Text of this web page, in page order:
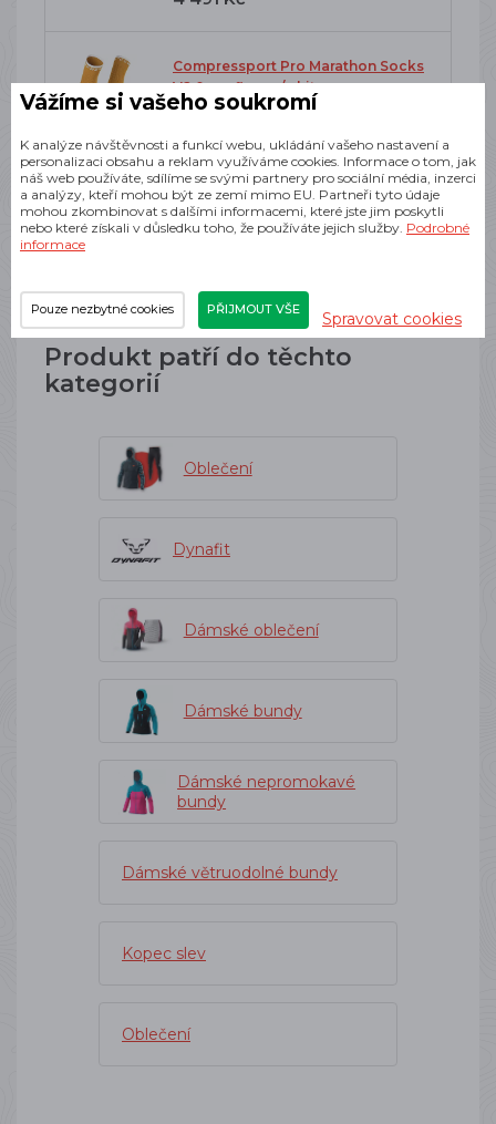
Compressport Pro Marathon Socks
V2.0 sunflower/white
Edgar Focus P Drink 100g meloun
149 Kč
Produkt patří do těchto
kategorií
Oblečení
Dynafit
Dámské oblečení
Dámské bundy
Dámské nepromokavé
bundy
Dámské větruodolné bundy
Kopec slev
Oblečení
Vážíme si vašeho soukromí
K analýze návštěvnosti a funkcí webu, ukládání vašeho nastavení a
personalizaci obsahu a reklam využíváme cookies. Informace o tom, jak
náš web používáte, sdílíme se svými partnery pro sociální média, inzerci
a analýzy, kteří mohou být ze zemí mimo EU. Partneři tyto údaje
mohou zkombinovat s dalšími informacemi, které jste jim poskytli
nebo které získali v důsledku toho, že používáte jejich služby. Podrobné
informace
Pouze nezbytné cookies PŘIJMOUT VŠE Spravovat cookies